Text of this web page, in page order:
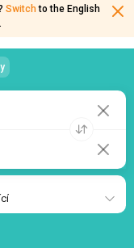
Switch to the English